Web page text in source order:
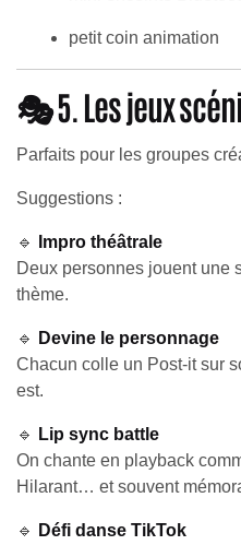
petit coin animation
🎭 5. Les jeux
Parfaits pour les groupes
Suggestions :
🔹
Impro théâtrale
Deux personnes jouent une
thème.
🔹
Devine le personnage
Chacun colle un Post-it sur
est.
🔹
Lip sync battle
On chante en playback
Hilarant… et souvent
🔹
Défi danse TikTok